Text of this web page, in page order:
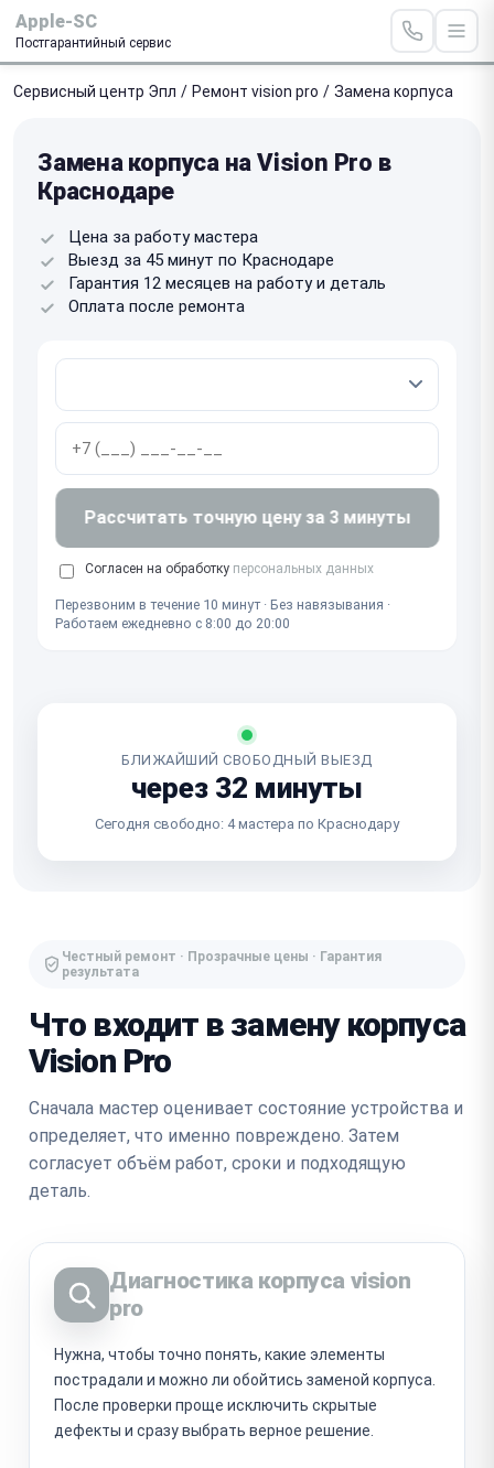
Apple-SC
Постгарантийный сервис
Сервисный центр Эпл / Ремонт vision pro / Замена корпуса
Замена корпуса на Vision Pro в
Краснодаре
Цена за работу мастера
Выезд за 45 минут по Краснодаре
Гарантия 12 месяцев на работу и деталь
Оплата после ремонта
Рассчитать точную цену за 3 минуты
Согласен на обработку персональных данных
Перезвоним в течение 10 минут · Без навязывания ·
Работаем ежедневно с 8:00 до 20:00
БЛИЖАЙШИЙ СВОБОДНЫЙ ВЫЕЗД
через 32 минуты
Сегодня свободно: 4 мастера по Краснодару
Честный ремонт · Прозрачные цены · Гарантия
результата
Что входит в замену корпуса
Vision Pro
Сначала мастер оценивает состояние устройства и
определяет, что именно повреждено. Затем
согласует объём работ, сроки и подходящую
деталь.
Диагностика корпуса vision
pro
Нужна, чтобы точно понять, какие элементы
пострадали и можно ли обойтись заменой корпуса.
После проверки проще исключить скрытые
дефекты и сразу выбрать верное решение.